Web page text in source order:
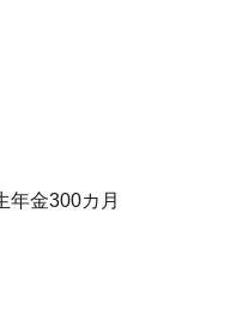
年金300カ月